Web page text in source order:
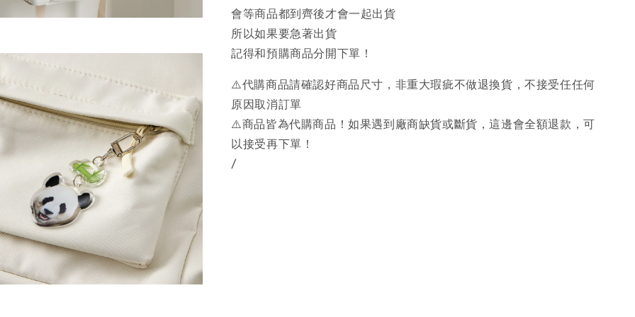
會等商品都到齊後才會一起出貨
所以如果要急著出貨
記得和預購商品分開下單！
⚠️代購商品請確認好商品尺寸，非重大瑕疵不做退換貨，不接受任任何
原因取消訂單
⚠️商品皆為代購商品！如果遇到廠商缺貨或斷貨，這邊會全額退款，可
以接受再下單！
/